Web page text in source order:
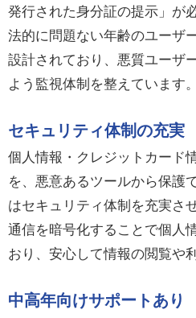
発行された身分証の提示」が
法的に問題ない年齢のユーザ
設計されており、悪質ユーザ
よう監視体制を整えています。
セキュリティ体制の充実
個人情報・クレジットカード
を、悪意あるツールから保護
はセキュリティ体制を充実さ
通信を暗号化することで個人
おり、安心して情報の閲覧や
中高年向けサポートあり